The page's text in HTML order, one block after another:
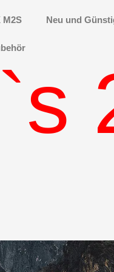
M2S Neu und